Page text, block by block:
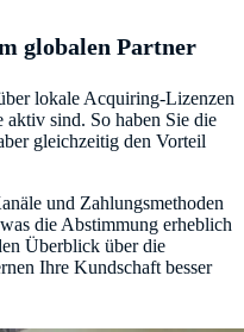
globalen Partner
lokale Acquiring-Lizenzen
sind. So haben Sie die
gleichzeitig den Vorteil
und Zahlungsmethoden
die Abstimmung erheblich
Überblick über die
Ihre Kundschaft besser